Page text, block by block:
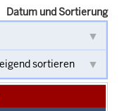
Datum und Sortierung